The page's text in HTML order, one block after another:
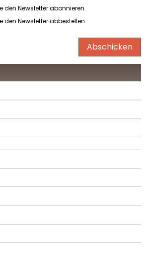
den Newsletter abonnieren
den Newsletter abbestellen
Abschicken